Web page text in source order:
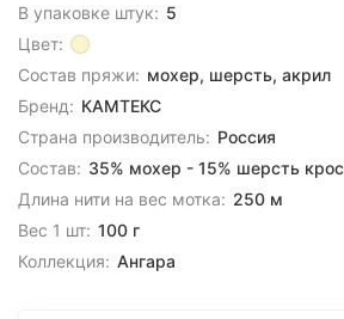
В упаковке штук: 5
Цвет:
Состав пряжи: мохер, шерсть, акрил
Бренд: КАМТЕКС
Страна производитель: Россия
Состав: 35% мохер - 15% шерсть
Длина нити на вес мотка: 250 м
Вес 1 шт: 100 г
Коллекция: Ангара